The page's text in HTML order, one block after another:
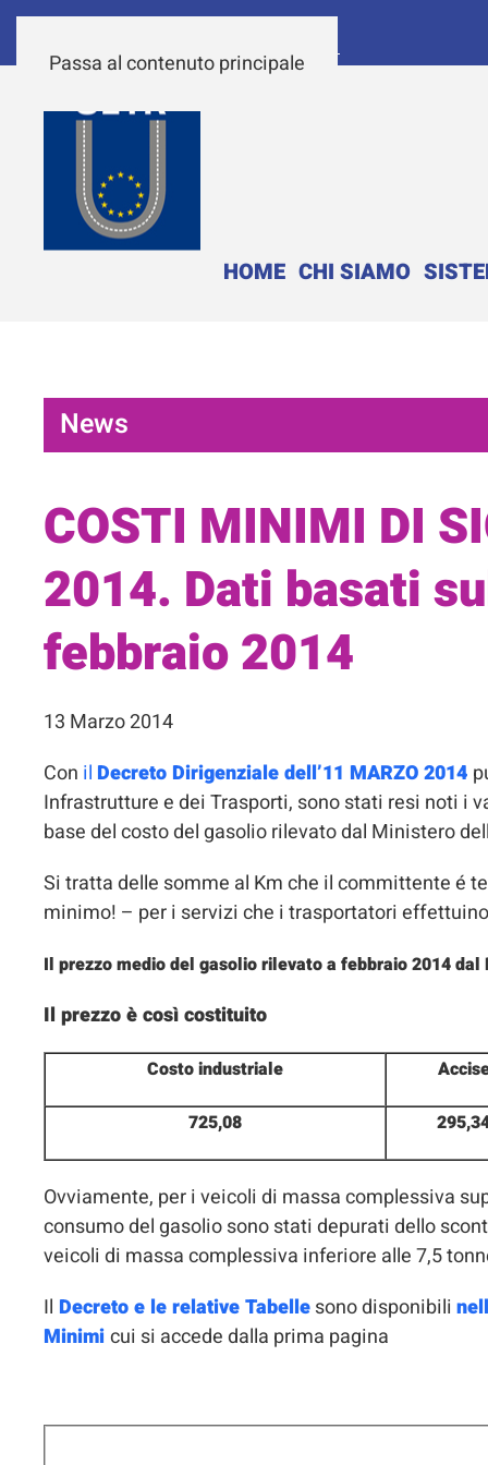
Passa al contenuto principale
HOME CHI SIAMO
News
COSTI MINIMI DI
2014. Dati basati
febbraio 2014
13 Marzo 2014
Con il Decreto Dirigenziale dell’11 MARZO 2014
Infrastrutture e dei Trasporti, sono stati resi noti i
base del costo del gasolio rilevato dal Ministero
Si tratta delle somme al Km che il committente é
minimo! – per i servizi che i trasportatori
Il prezzo medio del gasolio rilevato a febbraio 2014 dal
Il prezzo è così costituito
Costo industriale
725,08
Ovviamente, per i veicoli di massa complessiva
consumo del gasolio sono stati depurati dello
veicoli di massa complessiva inferiore alle 7,5
Il Decreto e le relative Tabellesono disponibili
Minimicui si accede dalla prima pagina